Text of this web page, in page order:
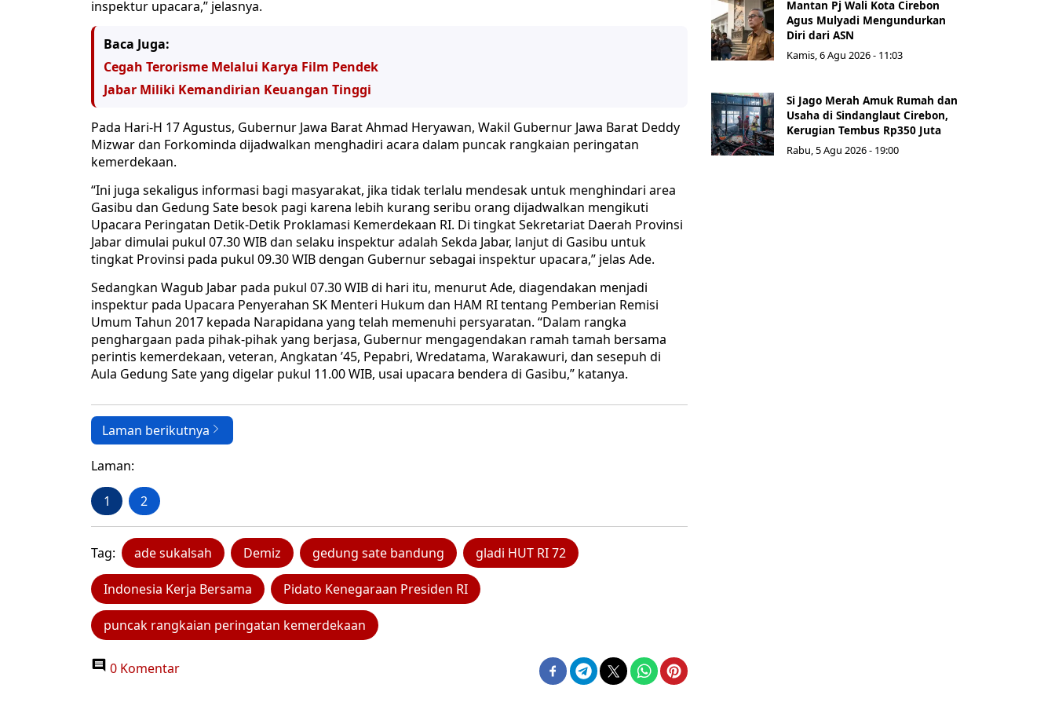
inspektur upacara,” jelasnya.
Baca Juga:
Cegah Terorisme Melalui Karya Film Pendek
Jabar Miliki Kemandirian Keuangan Tinggi
Pada Hari-H 17 Agustus, Gubernur Jawa Barat Ahmad Heryawan, Wakil Gubernur Jawa Barat Deddy
Mizwar dan Forkominda dijadwalkan menghadiri acara dalam puncak rangkaian peringatan
kemerdekaan.
“Ini juga sekaligus informasi bagi masyarakat, jika tidak terlalu mendesak untuk menghindari area
Gasibu dan Gedung Sate besok pagi karena lebih kurang seribu orang dijadwalkan mengikuti
Upacara Peringatan Detik-Detik Proklamasi Kemerdekaan RI. Di tingkat Sekretariat Daerah Provinsi
Jabar dimulai pukul 07.30 WIB dan selaku inspektur adalah Sekda Jabar, lanjut di Gasibu untuk
tingkat Provinsi pada pukul 09.30 WIB dengan Gubernur sebagai inspektur upacara,” jelas Ade.
Sedangkan Wagub Jabar pada pukul 07.30 WIB di hari itu, menurut Ade, diagendakan menjadi
inspektur pada Upacara Penyerahan SK Menteri Hukum dan HAM RI tentang Pemberian Remisi
Umum Tahun 2017 kepada Narapidana yang telah memenuhi persyaratan. “Dalam rangka
penghargaan pada pihak-pihak yang berjasa, Gubernur mengagendakan ramah tamah bersama
perintis kemerdekaan, veteran, Angkatan ’45, Pepabri, Wredatama, Warakawuri, dan sesepuh di
Aula Gedung Sate yang digelar pukul 11.00 WIB, usai upacara bendera di Gasibu,” katanya.
Laman berikutnya
Laman:
1 2
Tag: ade sukalsah Demiz gedung sate bandung gladi HUT RI 72
Indonesia Kerja Bersama Pidato Kenegaraan Presiden RI
puncak rangkaian peringatan kemerdekaan
0 Komentar
Mantan Pj Wali Kota Cirebon
Agus Mulyadi Mengundurkan
Diri dari ASN
Kamis, 6 Agu 2026 - 11:03
Si Jago Merah Amuk Rumah dan
Usaha di Sindanglaut Cirebon,
Kerugian Tembus Rp350 Juta
Rabu, 5 Agu 2026 - 19:00